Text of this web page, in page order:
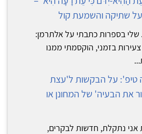
שתיקה והשמעת קול
בספרות כתבתי על אלתרמן:
בזמני, הוקסמתי ממנו
טיפ': על הבקשות ל'עצת
את הבעיה' של המחונן או
אני נתקלת, חדשות לבקרים,